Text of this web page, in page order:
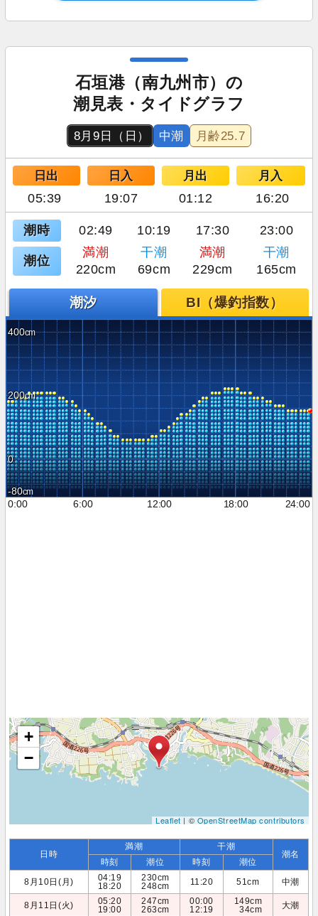
石垣港（南九州市）の
潮見表・タイドグラフ
8月9日（日） 中潮 月齢25.7
日出 日入 月出 月入
05:39 19:07 01:12 16:20
潮時 02:49 10:19 17:30 23:00
潮位
満潮 干潮 満潮
干潮
220cm
69cm 229cm 165cm
潮汐 BI（爆釣指数）
400
200
0
-80
0:00
6:00 12:00 18:00 24:00
+
−
Leaflet| ©OpenStreetMap contributors
日時
満潮 干潮
潮名
時刻 潮位 時刻
潮位
8月10日(月)
04:19
18:20
230cm
248cm
11:20 51cm 中潮
8月11日(火)
05:20
19:00
247cm
263cm
00:00
12:19
149cm
34cm
大潮